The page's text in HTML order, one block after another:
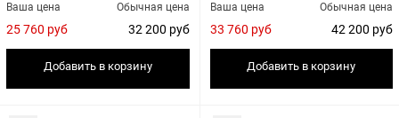
Обычная цена
32 200 руб
Ваша цена
25 760 руб
Добавить в корзину
Обычная цена
42 200 руб
Ваша цена
33 760 руб
Добавить в корзину